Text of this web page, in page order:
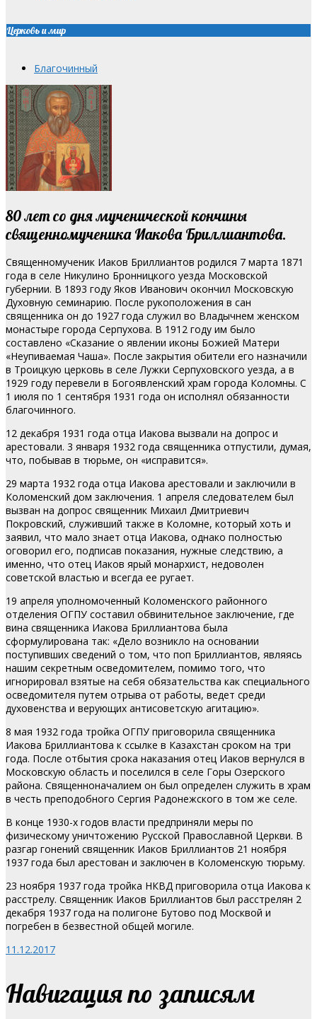
Церковь и мир
Благочинный
80 лет со дня мученической кончины
священномученика Иакова Бриллиантова.
Священномученик Иаков Бриллиантов родился 7 марта 1871
года в селе Никулино Бронницкого уезда Московской
губернии. В 1893 году Яков Иванович окончил Московскую
Духовную семинарию. После рукоположения в сан
священника он до 1927 года служил во Владычнем женском
монастыре города Серпухова. В 1912 году им было
составлено «Сказание о явлении иконы Божией Матери
«Неупиваемая Чаша». После закрытия обители его назначили
в Троицкую церковь в селе Лужки Серпуховского уезда, а в
1929 году перевели в Богоявленский храм города Коломны. С
1 июля по 1 сентября 1931 года он исполнял обязанности
благочинного.
12 декабря 1931 года отца Иакова вызвали на допрос и
арестовали. 3 января 1932 года священника отпустили, думая,
что, побывав в тюрьме, он «исправится».
29 марта 1932 года отца Иакова арестовали и заключили в
Коломенский дом заключения. 1 апреля следователем был
вызван на допрос священник Михаил Дмитриевич
Покровский, служивший также в Коломне, который хоть и
заявил, что мало знает отца Иакова, однако полностью
оговорил его, подписав показания, нужные следствию, а
именно, что отец Иаков ярый монархист, недоволен
советской властью и всегда ее ругает.
19 апреля уполномоченный Коломенского районного
отделения ОГПУ составил обвинительное заключение, где
вина священника Иакова Бриллиантова была
сформулирована так: «Дело возникло на основании
поступивших сведений о том, что поп Бриллиантов, являясь
нашим секретным осведомителем, помимо того, что
игнорировал взятые на себя обязательства как специального
осведомителя путем отрыва от работы, ведет среди
духовенства и верующих антисоветскую агитацию».
8 мая 1932 года тройка ОГПУ приговорила священника
Иакова Бриллиантова к ссылке в Казахстан сроком на три
года. После отбытия срока наказания отец Иаков вернулся в
Московскую область и поселился в селе Горы Озерского
района. Священноначалием он был определен служить в храм
в честь преподобного Сергия Радонежского в том же селе.
В конце 1930-х годов власти предприняли меры по
физическому уничтожению Русской Православной Церкви. В
разгар гонений священник Иаков Бриллиантов 21 ноября
1937 года был арестован и заключен в Коломенскую тюрьму.
23 ноября 1937 года тройка НКВД приговорила отца Иакова к
расстрелу. Священник Иаков Бриллиантов был расстрелян 2
декабря 1937 года на полигоне Бутово под Москвой и
погребен в безвестной общей могиле.
11.12.2017
Навигация по записям